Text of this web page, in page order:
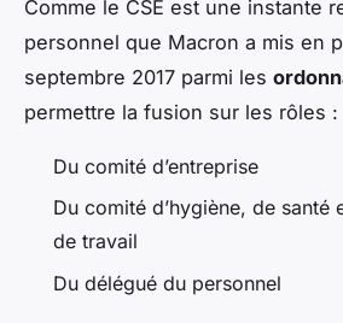
Comme le CSE est une instante
personnel que Macron a mis en
septembre 2017 parmi les
permettre la fusion sur les rôles :
Du comité d’entreprise
Du comité d’hygiène, de santé
de travail
Du délégué du personnel